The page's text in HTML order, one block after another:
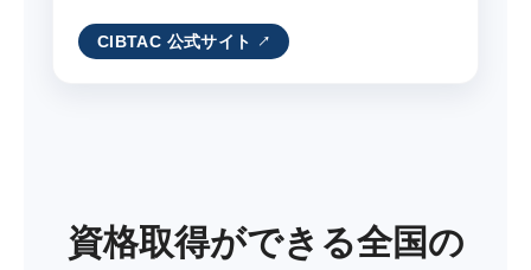
CIBTAC 公式サイト
資格取得ができる全国の